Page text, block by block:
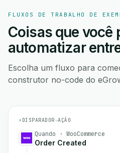
FLUXOS DE TRABALHO DE
Coisas que você
automatizar
Escolha um fluxo para
construtor no-code do
⚡ DISPARADOR→AÇÃO
Quando · WooCommerce
Order Created